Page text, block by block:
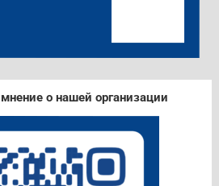
о нашей организации